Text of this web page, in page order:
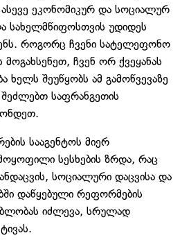
ეკონომიკურ და სოციალურ
სახელმწიფოსთვის უდიდეს
როგორც ჩვენი სატელეფონო
ჩვენ ორ ქვეყანას
შეუწყობს ამ გამოწვევაზე
საფრანგეთის
სააგენტოს მიერ
სესხების ზრდა, რაც
სოციალური დაცვისა და
დაწყებული რეფორმების
იძლევა, სრულად